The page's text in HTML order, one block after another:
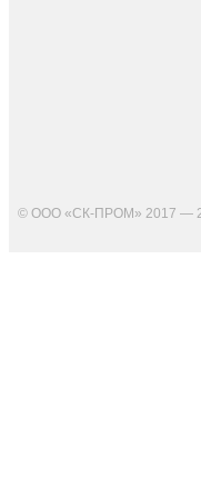
© ООО «СК-ПРОМ» 2017 —